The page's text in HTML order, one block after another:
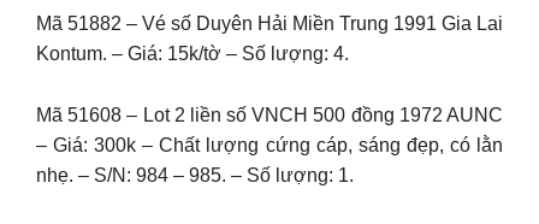
Mã 51882 – Vé số Duyên Hải Miền Trung 1991 Gia Lai
Kontum. – Giá: 15k/tờ – Số lượng: 4.
Mã 51608 – Lot 2 liền số VNCH 500 đồng 1972 AUNC
– Giá: 300k – Chất lượng cứng cáp, sáng đẹp, có lằn
nhẹ. – S/N: 984 – 985. – Số lượng: 1.